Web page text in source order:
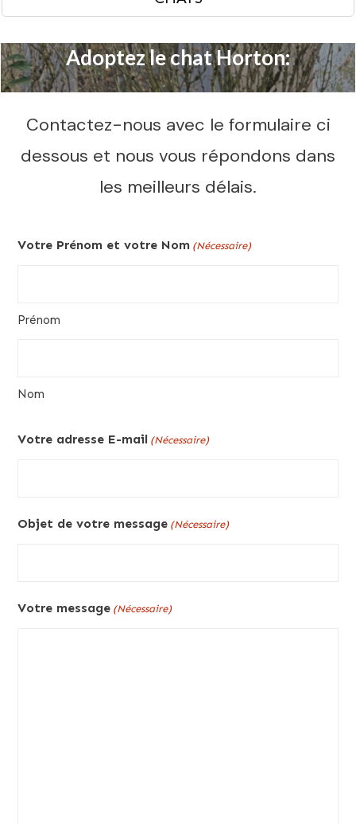
Adoptez le chat Horton:
Contactez-nous avec le formulaire ci
dessous et nous vous répondons dans
les meilleurs délais.
Votre Prénom et votre Nom (Nécessaire)
Prénom
Nom
Votre adresse E-mail (Nécessaire)
Objet de votre message (Nécessaire)
Votre message (Nécessaire)